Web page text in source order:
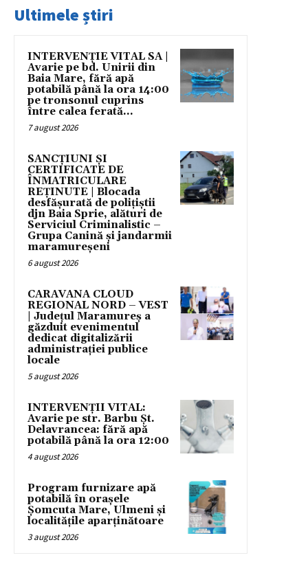
Ultimele știri
INTERVENȚIE VITAL SA |
Avarie pe bd. Unirii din
Baia Mare, fără apă
potabilă până la ora 14:00
pe tronsonul cuprins
între calea ferată...
7 august 2026
SANCȚIUNI ȘI
CERTIFICATE DE
ÎNMATRICULARE
REȚINUTE | Blocada
desfășurată de polițiștii
djn Baia Sprie, alături de
Serviciul Criminalistic –
Grupa Canină și jandarmii
maramureșeni
6 august 2026
CARAVANA CLOUD
REGIONAL NORD – VEST
| Județul Maramureș a
găzduit evenimentul
dedicat digitalizării
administrației publice
locale
5 august 2026
INTERVENȚII VITAL:
Avarie pe str. Barbu Șt.
Delavrancea: fără apă
potabilă până la ora 12:00
4 august 2026
Program furnizare apă
potabilă în orașele
Șomcuta Mare, Ulmeni și
localitățile aparținătoare
3 august 2026